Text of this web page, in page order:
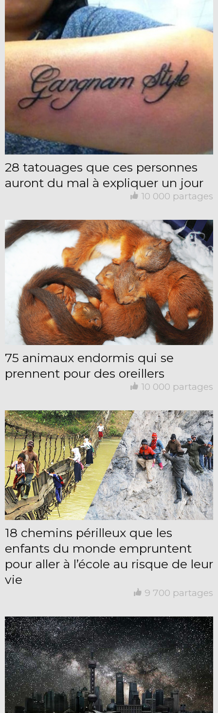
28 tatouages que ces personnes
auront du mal à expliquer un jour
10 000 partages
75 animaux endormis qui se
prennent pour des oreillers
10 000 partages
18 chemins périlleux que les
enfants du monde empruntent
pour aller à l’école au risque de leur
vie
9 700 partages